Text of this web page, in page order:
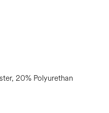
20% Polyurethan